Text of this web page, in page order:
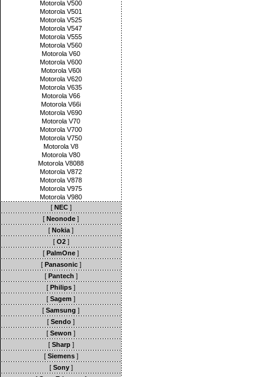
Motorola V500
Motorola V501
Motorola V525
Motorola V547
Motorola V555
Motorola V560
Motorola V60
Motorola V600
Motorola V60i
Motorola V620
Motorola V635
Motorola V66
Motorola V66i
Motorola V690
Motorola V70
Motorola V700
Motorola V750
Motorola V8
Motorola V80
Motorola V8088
Motorola V872
Motorola V878
Motorola V975
Motorola V980
[ NEC]
[ Neonode ]
[ Nokia ]
[ O2]
[ PalmOne ]
[ Panasonic]
[ Pantech ]
[ Philips ]
[ Sagem ]
[ Samsung ]
[ Sendo ]
[ Sewon ]
[ Sharp]
[ Siemens]
[ Sony]